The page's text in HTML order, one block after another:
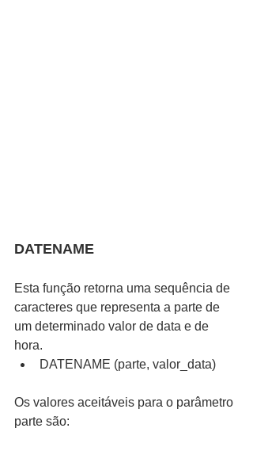
DATENAME
Esta função retorna uma sequência de
caracteres que representa a parte de
um determinado valor de data e de
hora.
DATENAME (parte, valor_data)
Os valores aceitáveis para o parâmetro
parte são: